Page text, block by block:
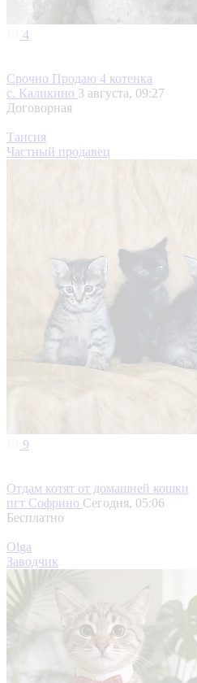
4
Срочно Продаю 4 котенка
с. Каликино 3 августа, 09:27
Договорная
Таисия
Частный продавец
9
Отдам котят от домашней кошки
пгт Софрино Сегодня, 05:06
Бесплатно
Olga
Заводчик